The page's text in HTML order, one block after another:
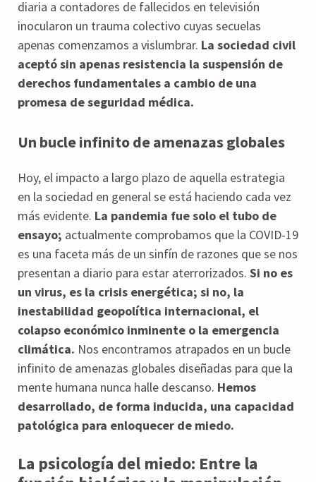
diaria a contadores de fallecidos en televisión
inocularon un trauma colectivo cuyas secuelas
apenas comenzamos a vislumbrar. La sociedad civil
aceptó sin apenas resistencia la suspensión de
derechos fundamentales a cambio de una
promesa de seguridad médica.
Un bucle infinito de amenazas globales
Hoy, el impacto a largo plazo de aquella estrategia
en la sociedad en general se está haciendo cada vez
más evidente. La pandemia fue solo el tubo de
ensayo; actualmente comprobamos que la COVID-19
es una faceta más de un sinfín de razones que se nos
presentan a diario para estar aterrorizados. Si no es
un virus, es la crisis energética; si no, la
inestabilidad geopolítica internacional, el
colapso económico inminente o la emergencia
climática. Nos encontramos atrapados en un bucle
infinito de amenazas globales diseñadas para que la
mente humana nunca halle descanso. Hemos
desarrollado, de forma inducida, una capacidad
patológica para enloquecer de miedo.
La psicología del miedo: Entre la